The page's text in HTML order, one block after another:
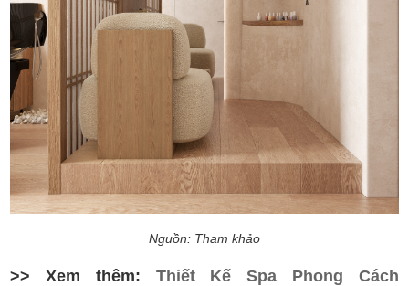
Nguồn: Tham khảo
>> Xem thêm: Thiết Kế Spa Phong Cách